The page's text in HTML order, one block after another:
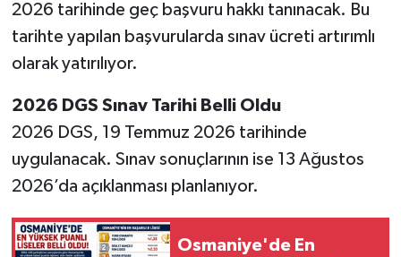
2026 tarihinde geç başvuru hakkı tanınacak. Bu
tarihte yapılan başvurularda sınav ücreti artırımlı
olarak yatırılıyor.
2026 DGS Sınav Tarihi Belli Oldu
2026 DGS, 19 Temmuz 2026 tarihinde
uygulanacak. Sınav sonuçlarının ise 13 Ağustos
2026’da açıklanması planlanıyor.
Osmaniye'de En